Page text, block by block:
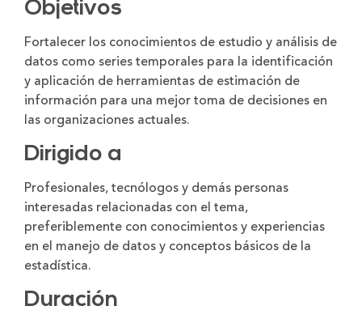
Objetivos
Fortalecer los conocimientos de estudio y análisis de
datos como series temporales para la identificación
y aplicación de herramientas de estimación de
información para una mejor toma de decisiones en
las organizaciones actuales.
Dirigido a
Profesionales, tecnólogos y demás personas
interesadas relacionadas con el tema,
preferiblemente con conocimientos y experiencias
en el manejo de datos y conceptos básicos de la
estadística.
Duración